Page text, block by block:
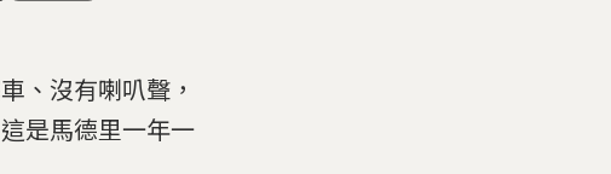
、沒有喇叭聲，
是馬德里一年一